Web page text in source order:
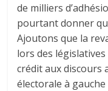
de milliers
pourtant donner
Ajoutons que la
lors des
crédit aux discours
électorale à